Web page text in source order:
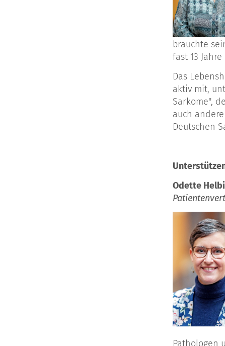
brauchte
fast 13
Das
aktiv mit,
Sarkome",
auch
Deutschen
Odette
Pathologen